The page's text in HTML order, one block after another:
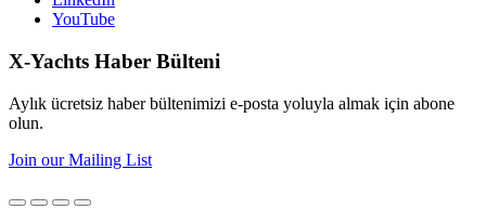
YouTube
X-Yachts Haber Bülteni
Aylık ücretsiz haber bültenimizi e-posta yoluyla almak için abone
olun.
Join our Mailing List